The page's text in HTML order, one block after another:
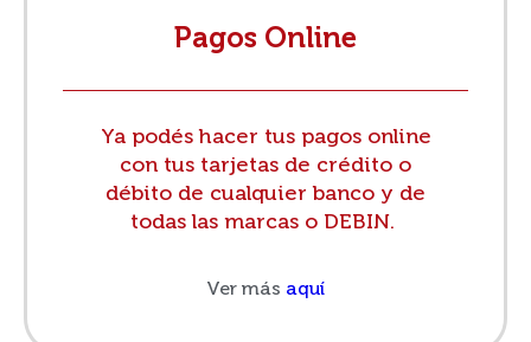
Pagos Online
Ya podés hacer tus pagos online
con tus tarjetas de crédito o
débito de cualquier banco y de
todas las marcas o DEBIN.
Ver más aquí